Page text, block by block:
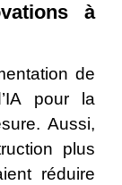
à
de
pour la
Aussi,
plus
réduire